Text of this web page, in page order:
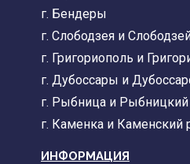
г. Бендеры
г. Слободзея и
г. Григориополь и
г. Дубоссары и
г. Рыбница и Рыбницкий
г. Каменка и Каменский
ИНФОРМАЦИЯ